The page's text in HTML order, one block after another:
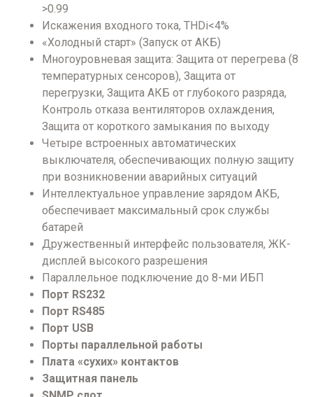
>0.99
Искажения входного тока, THDi<4%
«Холодный старт» (Запуск от АКБ)
Многоуровневая защита: Защита от перегрева (8
температурных сенсоров), Защита от
перегрузки, Защита АКБ от глубокого разряда,
Контроль отказа вентиляторов охлаждения,
Защита от короткого замыкания по выходу
Четыре встроенных автоматических
выключателя, обеспечивающих полную защиту
при возникновении аварийных ситуаций
Интеллектуальное управление зарядом АКБ,
обеспечивает максимальный срок службы
батарей
Дружественный интерфейс пользователя, ЖК-
дисплей высокого разрешения
Параллельное подключение до 8-ми ИБП
Порт RS232
Порт RS485
Порт USB
Порты параллельной работы
Плата «сухих» контактов
Защитная панель